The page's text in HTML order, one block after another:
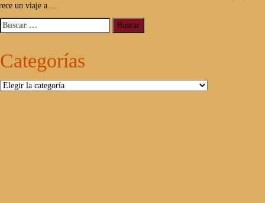
un viaje a…
Buscar:
Categorías
Categorías